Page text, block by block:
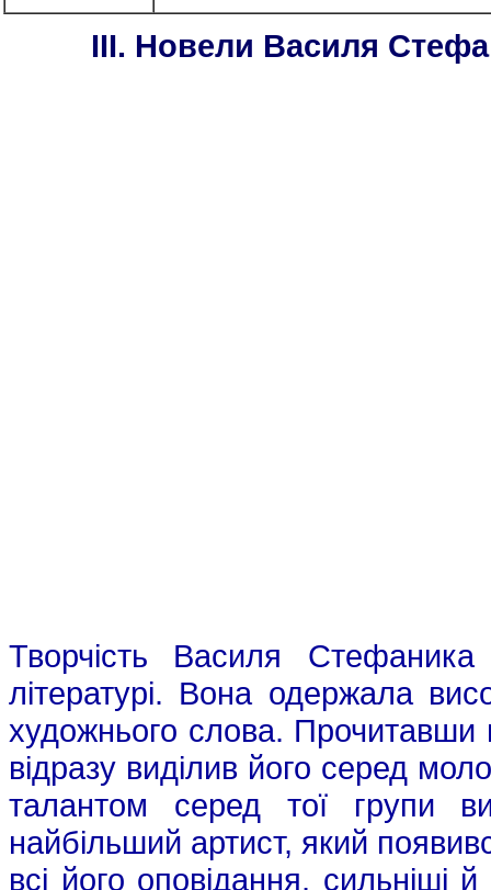
III. Новели Василя
Творчість Василя
літературі. Вона одержала
художнього слова.
відразу виділив його серед
талантом серед тої групи
найбільший артист, який
всі його оповідання, сильніші